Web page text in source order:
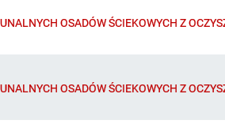
OSADÓW ŚCIEKOWYCH Z
OSADÓW ŚCIEKOWYCH Z